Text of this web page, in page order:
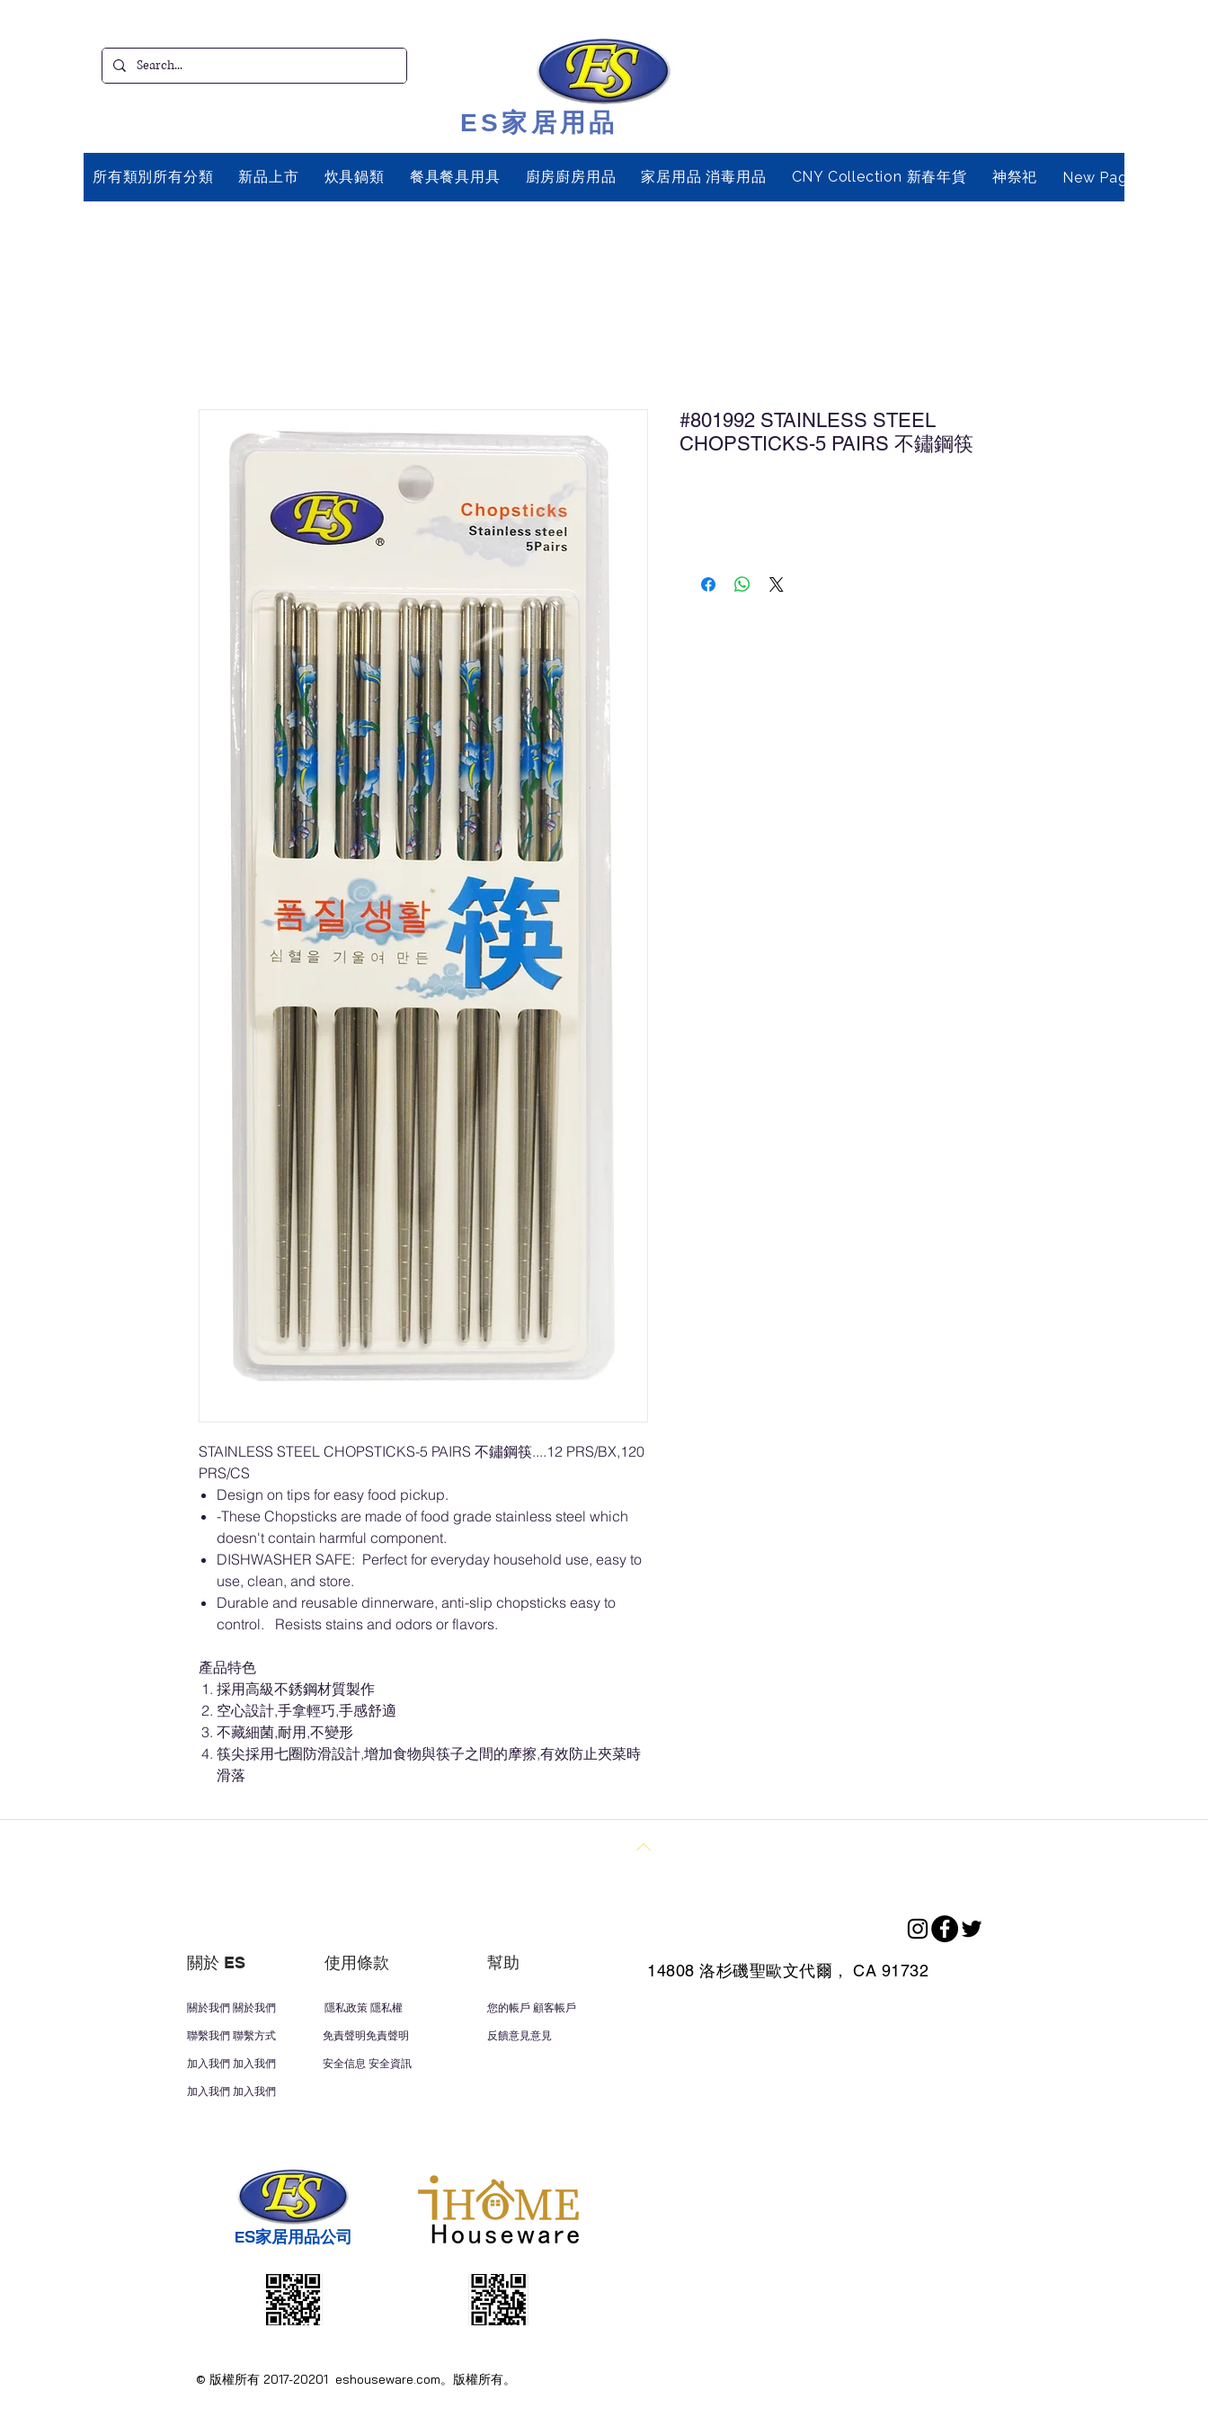
ES家居用品
所有類別所有分類 新品上市 炊具鍋類 餐具餐具用具 廚房廚房用品 家居用品 消毒用品 CNY Collection 新春年貨 神祭祀 New Page
STAINLESS STEEL CHOPSTICKS-5 PAIRS 不鏽鋼筷....12 PRS/BX,120
PRS/CS
Design on tips for easy food pickup.
-These Chopsticks are made of food grade stainless steel which
doesn't contain harmful component.
DISHWASHER SAFE: Perfect for everyday household use, easy to
use, clean, and store.
Durable and reusable dinnerware, anti-slip chopsticks easy to
control. Resists stains and odors or flavors.
產品特色
採用高級不銹鋼材質製作
空心設計,手拿輕巧,手感舒適
不藏細菌,耐用,不變形
筷尖採用七圈防滑設計,增加食物與筷子之間的摩擦,有效防止夾菜時
滑落
#801992 STAINLESS STEEL
CHOPSTICKS-5 PAIRS 不鏽鋼筷
關於 ES 使用條款 幫助
關於我們 關於我們
聯繫我們 聯繫方式
加入我們 加入我們
隱私政策 隱私權
免責聲明免責聲明
安全信息 安全資訊
您的帳戶 顧客帳戶
反饋意見意見
加入我們 加入我們
ES家居用品公司
© 版權所有 2017-20201 eshouseware.com。版權所有。
14808 洛杉磯聖歐文代爾， CA 91732